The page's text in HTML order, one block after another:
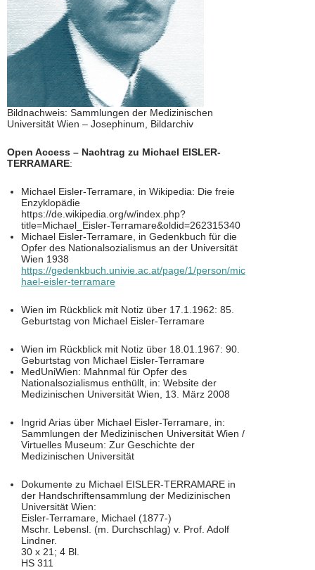
Bildnachweis: Sammlungen der Medizinischen
Universität Wien – Josephinum, Bildarchiv
Open Access – Nachtrag zu Michael EISLER-
TERRAMARE:
Michael Eisler-Terramare, in Wikipedia: Die freie
Enzyklopädie
https://de.wikipedia.org/w/index.php?
title=Michael_Eisler-Terramare&oldid=262315340
Michael Eisler-Terramare, in Gedenkbuch für die
Opfer des Nationalsozialismus an der Universität
Wien 1938
https://gedenkbuch.univie.ac.at/page/1/person/mic
hael-eisler-terramare
Wien im Rückblick mit Notiz über 17.1.1962: 85.
Geburtstag von Michael Eisler-Terramare
Wien im Rückblick mit Notiz über 18.01.1967: 90.
Geburtstag von Michael Eisler-Terramare
MedUniWien: Mahnmal für Opfer des
Nationalsozialismus enthüllt, in: Website der
Medizinischen Universität Wien, 13. März 2008
Ingrid Arias über Michael Eisler-Terramare, in:
Sammlungen der Medizinischen Universität Wien /
Virtuelles Museum: Zur Geschichte der
Medizinischen Universität
Dokumente zu Michael EISLER-TERRAMARE in
der Handschriftensammlung der Medizinischen
Universität Wien:
Eisler-Terramare, Michael (1877-)
Mschr. Lebensl. (m. Durchschlag) v. Prof. Adolf
Lindner.
30 x 21; 4 Bl.
HS 311